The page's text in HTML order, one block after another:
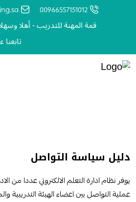
00966557151012
قمة المهنة للتدريب - أهلا
دليل سياسة التواصل
يوفر نظام ادارة التعلم الالكتروني عددا من
عملية التواصل بين اعضاء الهيئة التدريبية